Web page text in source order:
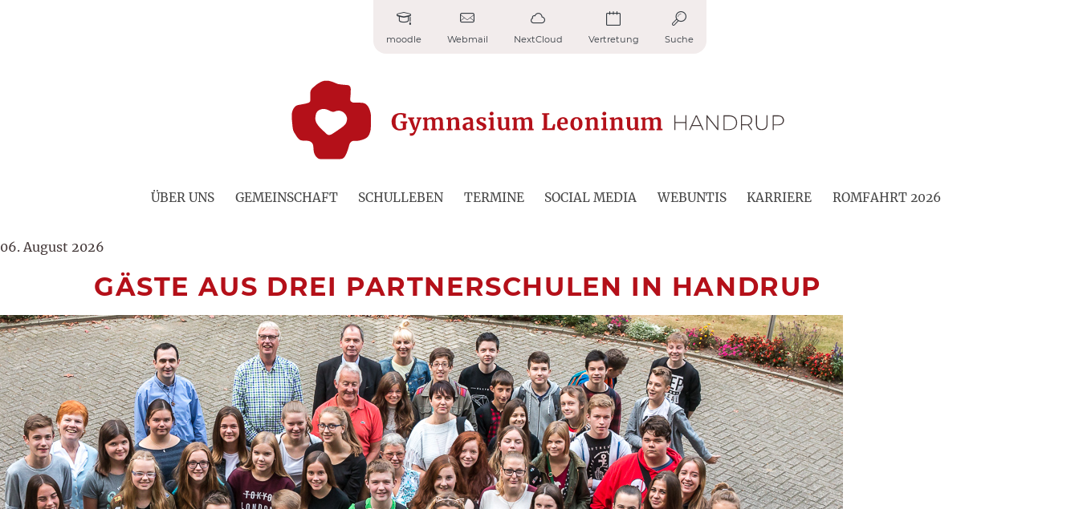
moodle Webmail NextCloud Vertretung Suche
ÜBER UNS GEMEINSCHAFT SCHULLEBEN TERMINE SOCIAL MEDIA WEBUNTIS KARRIERE ROMFAHRT 2026
06. August 2026
GÄSTE AUS DREI PARTNERSCHULEN IN HANDRUP